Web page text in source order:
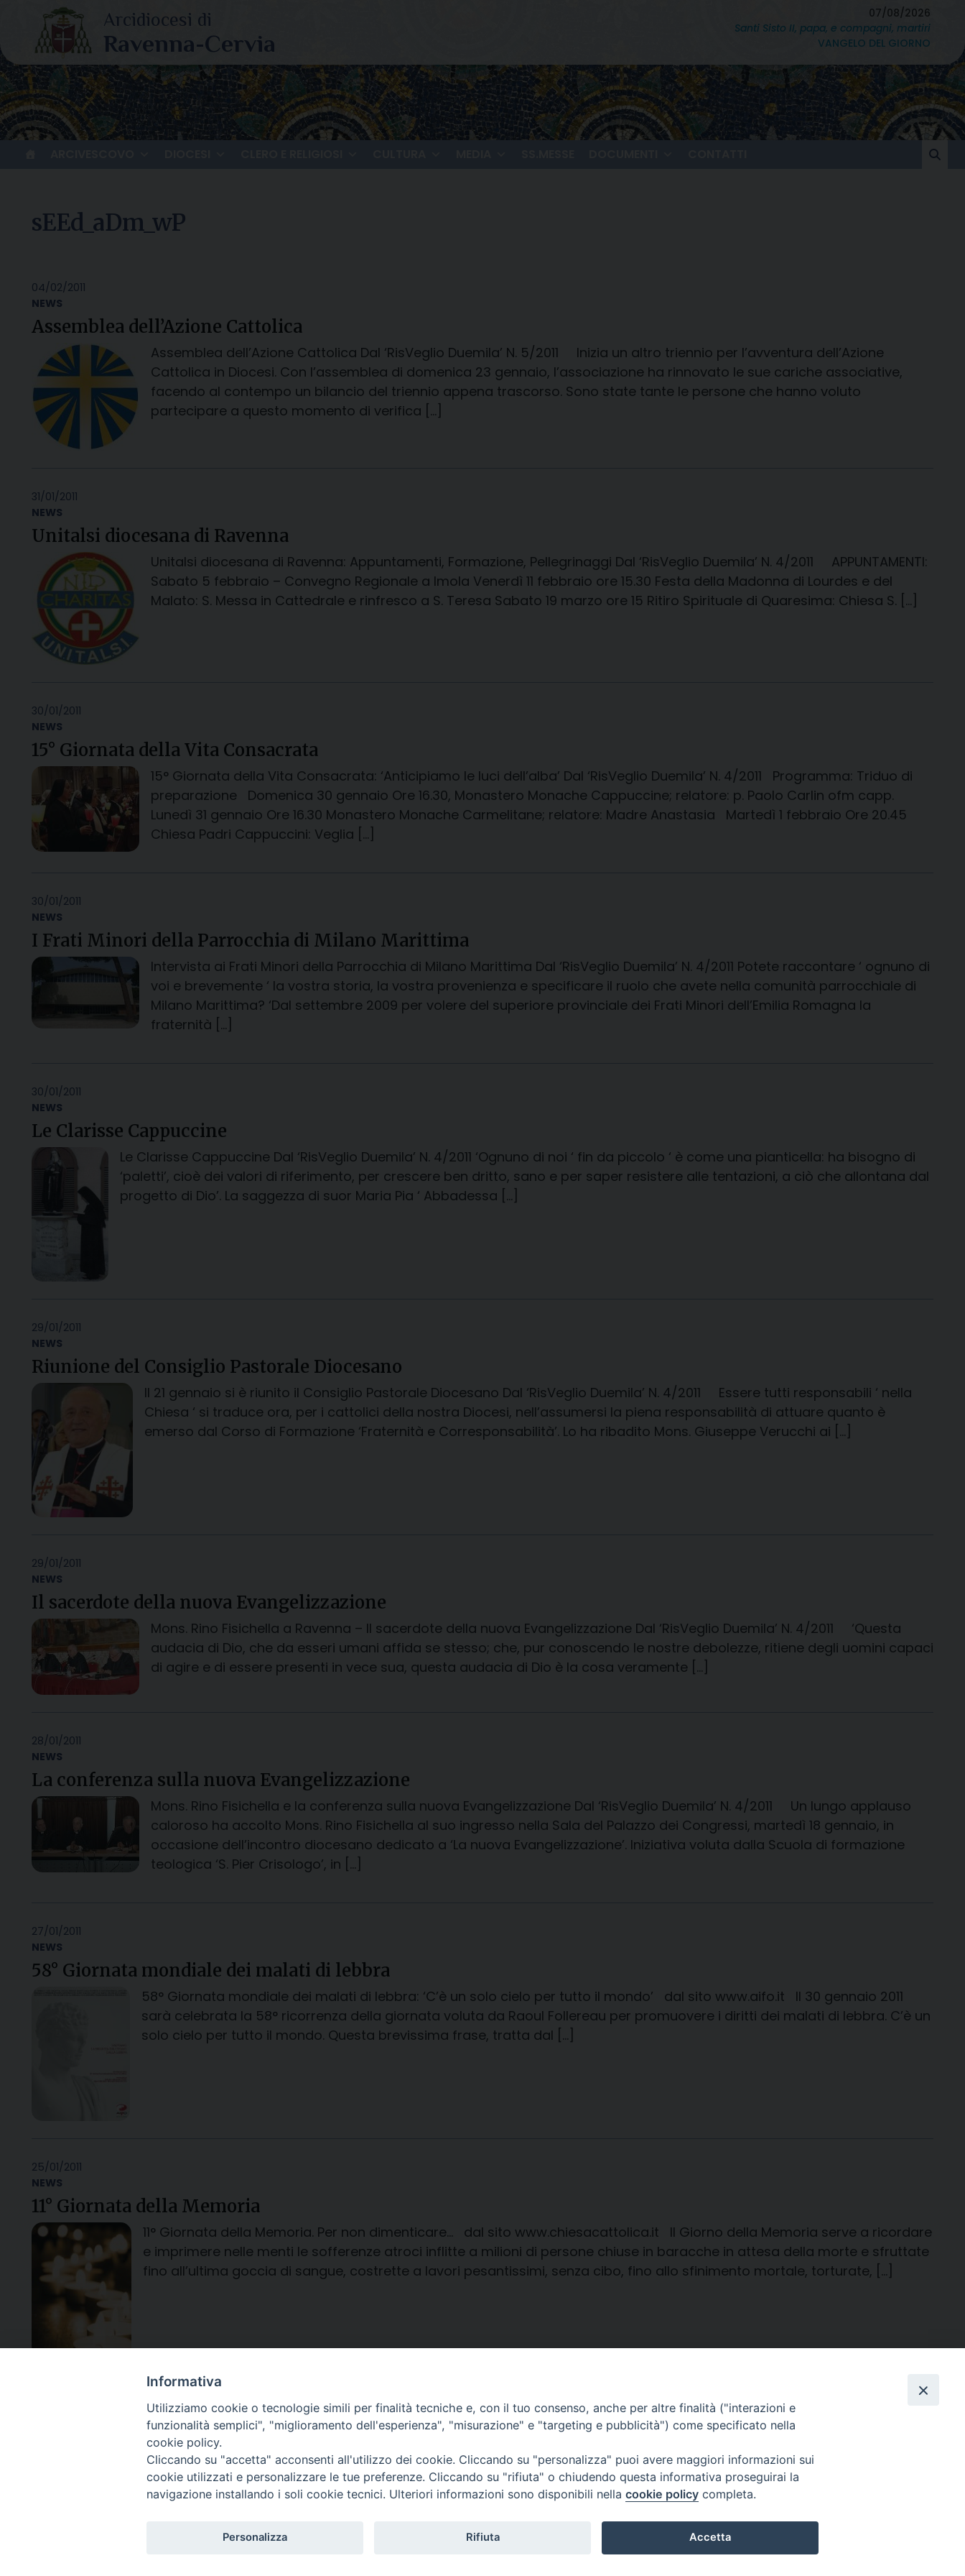
content
07/08/2026
Santi Sisto II, papa, e compagni, martiri
VANGELO DEL GIORNO
sEEd_aDm_wP
04/02/2011
NEWS
Assemblea dell’Azione Cattolica
Assemblea dell’Azione Cattolica Dal ‘RisVeglio Duemila’ N. 5/2011 Inizia un altro triennio per l’avventura dell’Azione
Cattolica in Diocesi. Con l’assemblea di domenica 23 gennaio, l’associazione ha rinnovato le sue cariche associative,
facendo al contempo un bilancio del triennio appena trascorso. Sono state tante le persone che hanno voluto
partecipare a questo momento di verifica […]
31/01/2011
NEWS
Unitalsi diocesana di Ravenna
Unitalsi diocesana di Ravenna: Appuntamenti, Formazione, Pellegrinaggi Dal ‘RisVeglio Duemila’ N. 4/2011 APPUNTAMENTI:
Sabato 5 febbraio – Convegno Regionale a Imola Venerdì 11 febbraio ore 15.30 Festa della Madonna di Lourdes e del
Malato: S. Messa in Cattedrale e rinfresco a S. Teresa Sabato 19 marzo ore 15 Ritiro Spirituale di Quaresima: Chiesa S. […]
30/01/2011
NEWS
15° Giornata della Vita Consacrata
15° Giornata della Vita Consacrata: ‘Anticipiamo le luci dell’alba’ Dal ‘RisVeglio Duemila’ N. 4/2011 Programma: Triduo di
preparazione Domenica 30 gennaio Ore 16.30, Monastero Monache Cappuccine; relatore: p. Paolo Carlin ofm capp.
Lunedì 31 gennaio Ore 16.30 Monastero Monache Carmelitane; relatore: Madre Anastasia Martedì 1 febbraio Ore 20.45
Chiesa Padri Cappuccini: Veglia […]
30/01/2011
NEWS
I Frati Minori della Parrocchia di Milano Marittima
Intervista ai Frati Minori della Parrocchia di Milano Marittima Dal ‘RisVeglio Duemila’ N. 4/2011 Potete raccontare ‘ ognuno di
voi e brevemente ‘ la vostra storia, la vostra provenienza e specificare il ruolo che avete nella comunità parrocchiale di
Milano Marittima? ‘Dal settembre 2009 per volere del superiore provinciale dei Frati Minori dell’Emilia Romagna la
fraternità […]
30/01/2011
NEWS
Le Clarisse Cappuccine
Le Clarisse Cappuccine Dal ‘RisVeglio Duemila’ N. 4/2011 ‘Ognuno di noi ‘ fin da piccolo ‘ è come una pianticella: ha bisogno di
‘paletti’, cioè dei valori di riferimento, per crescere ben dritto, sano e per saper resistere alle tentazioni, a ciò che allontana dal
progetto di Dio’. La saggezza di suor Maria Pia ‘ Abbadessa […]
29/01/2011
NEWS
Riunione del Consiglio Pastorale Diocesano
Il 21 gennaio si è riunito il Consiglio Pastorale Diocesano Dal ‘RisVeglio Duemila’ N. 4/2011 Essere tutti responsabili ‘ nella
Chiesa ‘ si traduce ora, per i cattolici della nostra Diocesi, nell’assumersi la piena responsabilità di attuare quanto è
emerso dal Corso di Formazione ‘Fraternità e Corresponsabilità’. Lo ha ribadito Mons. Giuseppe Verucchi ai […]
29/01/2011
NEWS
Il sacerdote della nuova Evangelizzazione
Mons. Rino Fisichella a Ravenna – Il sacerdote della nuova Evangelizzazione Dal ‘RisVeglio Duemila’ N. 4/2011 ‘Questa
audacia di Dio, che da esseri umani affida se stesso; che, pur conoscendo le nostre debolezze, ritiene degli uomini capaci
di agire e di essere presenti in vece sua, questa audacia di Dio è la cosa veramente […]
28/01/2011
NEWS
La conferenza sulla nuova Evangelizzazione
Mons. Rino Fisichella e la conferenza sulla nuova Evangelizzazione Dal ‘RisVeglio Duemila’ N. 4/2011 Un lungo applauso
caloroso ha accolto Mons. Rino Fisichella al suo ingresso nella Sala del Palazzo dei Congressi, martedì 18 gennaio, in
occasione dell’incontro diocesano dedicato a ‘La nuova Evangelizzazione’. Iniziativa voluta dalla Scuola di formazione
teologica ‘S. Pier Crisologo’, in […]
27/01/2011
NEWS
58° Giornata mondiale dei malati di lebbra
58° Giornata mondiale dei malati di lebbra: ‘C’è un solo cielo per tutto il mondo’ dal sito www.aifo.it Il 30 gennaio 2011
sarà celebrata la 58° ricorrenza della giornata voluta da Raoul Follereau per promuovere i diritti dei malati di lebbra. C’è un
solo cielo per tutto il mondo. Questa brevissima frase, tratta dal […]
25/01/2011
NEWS
11° Giornata della Memoria
11° Giornata della Memoria. Per non dimenticare… dal sito www.chiesacattolica.it Il Giorno della Memoria serve a ricordare
e imprimere nelle menti le sofferenze atroci inflitte a milioni di persone chiuse in baracche in attesa della morte e sfruttate
fino all’ultima goccia di sangue, costrette a lavori pesantissimi, senza cibo, fino allo sfinimento mortale, torturate, […]
Arcidiocesi di Ravenna-Cervia CONTATTI
curia@diocesiravennacervia.it
Per segnalazioni tecniche e aggiornamenti:
Informativa
Utilizziamo cookie o tecnologie simili per finalità tecniche e, con il tuo consenso, anche per altre finalità ("interazioni e
funzionalità semplici", "miglioramento dell'esperienza", "misurazione" e "targeting e pubblicità") come specificato nella
cookie policy.
Cliccando su "accetta" acconsenti all'utilizzo dei cookie. Cliccando su "personalizza" puoi avere maggiori informazioni sui
cookie utilizzati e personalizzare le tue preferenze. Cliccando su "rifiuta" o chiudendo questa informativa proseguirai la
navigazione installando i soli cookie tecnici. Ulteriori informazioni sono disponibili nella cookie policy completa.
Personalizza Rifiuta Accetta